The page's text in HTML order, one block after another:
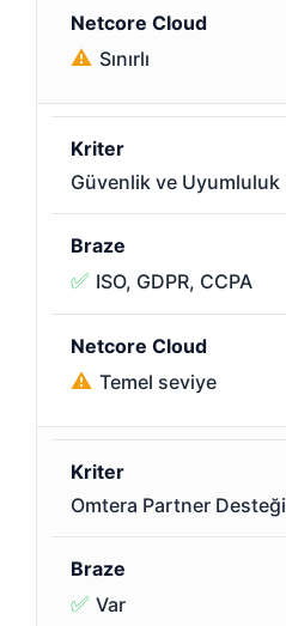
⚠️ Sınırlı
Güvenlik ve Uyumluluk
✅ ISO, GDPR, CCPA
⚠️ Temel seviye
Omtera Partner Desteği
✅ Var